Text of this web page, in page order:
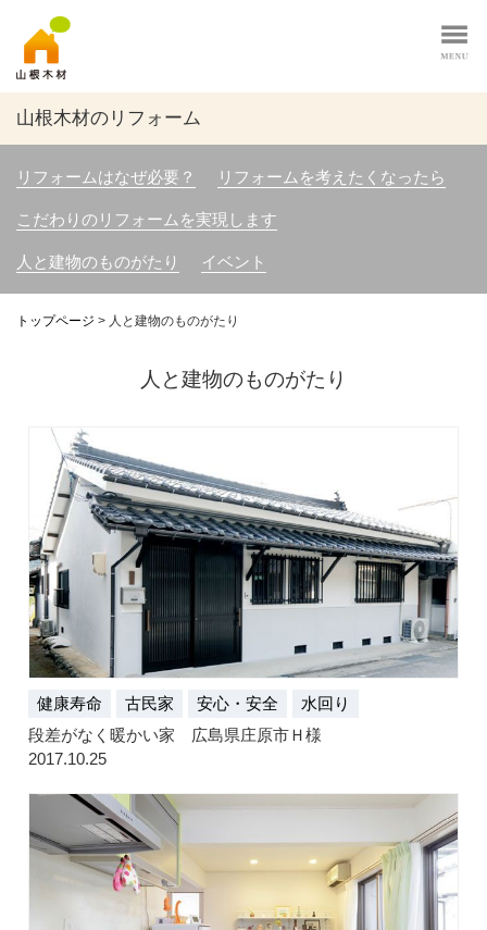
山根木材のリフォーム
リフォームはなぜ必要？ リフォームを考えたくなったら
こだわりのリフォームを実現します
人と建物のものがたり イベント
トップページ > 人と建物のものがたり
人と建物のものがたり
健康寿命 古民家 安心・安全
水回り
段差がなく暖かい家 広島県庄原市Ｈ様
2017.10.25